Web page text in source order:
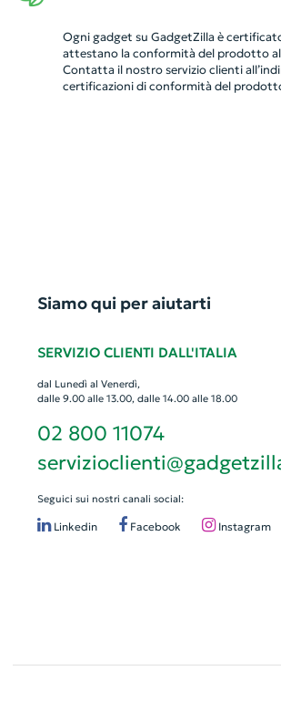
Ogni gadget su GadgetZilla è
attestano la conformità del prodotto
Contatta il nostro servizio clienti
certificazioni di conformità del
Siamo qui per aiutarti
SERVIZIO CLIENTI DALL'ITALIA
dal Lunedì al Venerdì,
dalle 9.00 alle 13.00, dalle 14.00 alle 18.00
02 800 11074
Seguici sui nostri canali social:
Linkedin Facebook Instagram